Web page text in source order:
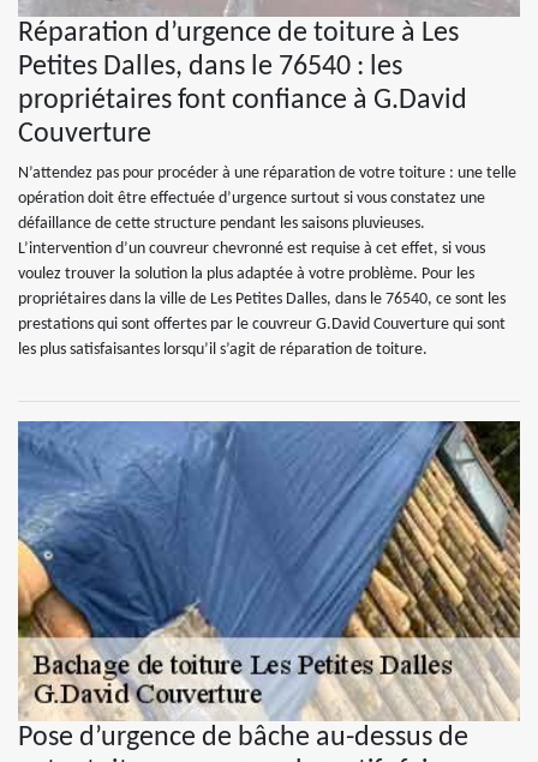
Réparation d’urgence de toiture à Les
Petites Dalles, dans le 76540 : les
propriétaires font confiance à G.David
Couverture
N’attendez pas pour procéder à une réparation de votre toiture : une telle
opération doit être effectuée d’urgence surtout si vous constatez une
défaillance de cette structure pendant les saisons pluvieuses.
L’intervention d’un couvreur chevronné est requise à cet effet, si vous
voulez trouver la solution la plus adaptée à votre problème. Pour les
propriétaires dans la ville de Les Petites Dalles, dans le 76540, ce sont les
prestations qui sont offertes par le couvreur G.David Couverture qui sont
les plus satisfaisantes lorsqu’il s’agit de réparation de toiture.
Pose d’urgence de bâche au-dessus de